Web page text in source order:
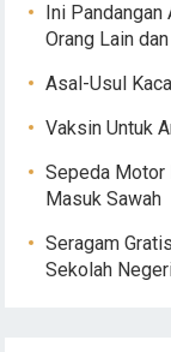
Ini
Orang Lain
Asal-Usul
Vaksin Untuk
Sepeda Motor
Masuk Sawah
Seragam
Sekolah